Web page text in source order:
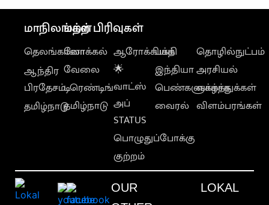
மாநிலங்கள்
தெலங்கானா
ஆந்திர
பிரதேசம்
தமிழ்நாடு
மற்ற பிரிவுகள்
லோக்கல்
வேலை
டிரெண்டிங்
தமிழ்நாடு
ஆரோக்கியம்
🌟
வாட்ஸ்
அப்
STATUS
பொழுதுப்போக்கு
குற்றம்
பக்தி
இந்தியா
பெண்களுக்காக
வைரல்
தொழில்நுட்பம்
அரசியல்
வாழ்த்துக்கள்
விளம்பரங்கள்
OUR
LOKAL